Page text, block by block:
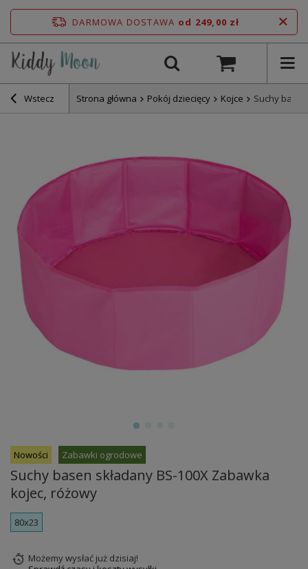
DARMOWA DOSTAWA od 249,00 zł
Wstecz Strona główna Pokój dziecięcy Kojce Suchy
Nowości Zabawki ogrodowe
Suchy basen składany BS-100X Zabawka
kojec, różowy
80x23
Możemy wysłać już dzisiaj!